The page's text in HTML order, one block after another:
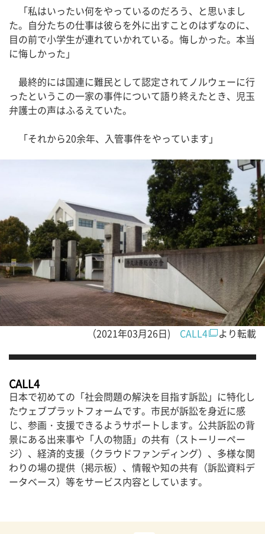
「私はいったい何をやっているのだろう、と思いまし
た。自分たちの仕事は彼らを外に出すことのはずなのに、
目の前で小学生が連れていかれている。悔しかった。本当
に悔しかった」
最終的には国連に難民として認定されてノルウェーに行
ったというこの一家の事件について語り終えたとき、児玉
弁護士の声はふるえていた。
「それから20余年、入管事件をやっています」
（2021年03月26日) CALL4 より転載
CALL4
日本で初めての「社会問題の解決を目指す訴訟」に特化し
たウェブプラットフォームです。市民が訴訟を身近に感
じ、参画・支援できるようサポートします。公共訴訟の背
景にある出来事や「人の物語」の共有（ストーリーペー
ジ）、経済的支援（クラウドファンディング）、多様な関
わりの場の提供（掲示板）、情報や知の共有（訴訟資料デ
ータベース）等をサービス内容としています。